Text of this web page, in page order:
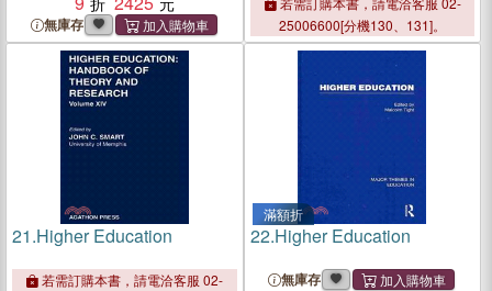
無庫存
25006600[分機130、131]。
21.Higher Education
若需訂購本書，請電洽客服 02-
滿額折
22.Higher Education
無庫存